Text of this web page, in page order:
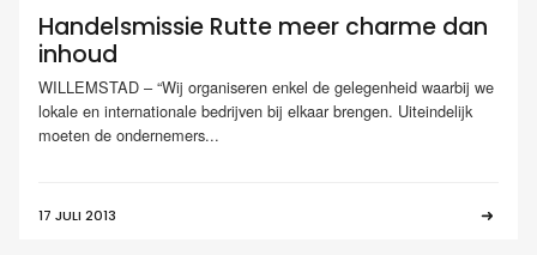
Handelsmissie Rutte meer charme dan
inhoud
WILLEMSTAD – “Wij organiseren enkel de gelegenheid waarbij we
lokale en internationale bedrijven bij elkaar brengen. Uiteindelijk
moeten de ondernemers...
17 JULI 2013